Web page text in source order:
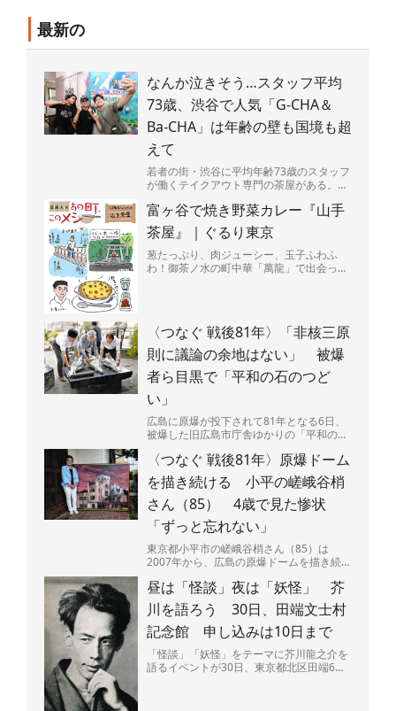
最新の
なんか泣きそう…スタッフ平均
73歳、渋谷で人気「G-CHA＆
Ba-CHA」は年齢の壁も国境も超
えて
若者の街・渋谷に平均年齢73歳のスタッフ
が働くテイクアウト専門の茶屋がある。
バーチャ）...
富ヶ谷で焼き野菜カレー『山手
茶屋』｜ぐるり東京
葱たっぷり、肉ジューシー、玉子ふわふ
わ！御茶ノ水の町中華「萬龍」で出会っ
〈つなぐ 戦後81年〉「非核三原
則に議論の余地はない」 被爆
者ら目黒で「平和の石のつど
い」
広島に原爆が投下されて81年となる6日、
被爆した旧広島市庁舎ゆかりの「平和の
ぜんとなかよし公園（...
〈つなぐ 戦後81年〉原爆ドーム
を描き続ける 小平の嵯峨谷梢
さん（85） 4歳で見た惨状
「ずっと忘れない」
東京都小平市の嵯峨谷梢さん（85）は
2007年から、広島の原爆ドームを描き続け
原爆投下直後の広島...
昼は「怪談」夜は「妖怪」 芥
川を語ろう 30日、田端文士村
記念館 申し込みは10日まで
「怪談」「妖怪」をテーマに芥川龍之介を
語るイベントが30日、東京都北区田端6の